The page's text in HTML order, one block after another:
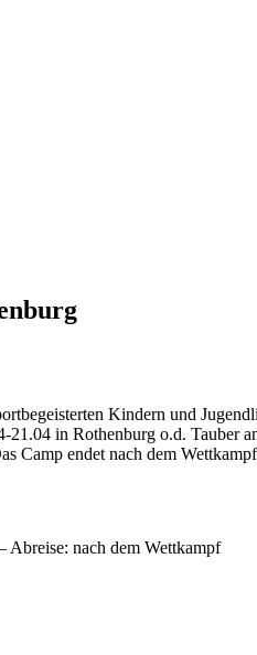
Kindern und
in Rothenburg o.d. Tauber
Camp endet nach dem
Abreise: nach dem Wettkampf